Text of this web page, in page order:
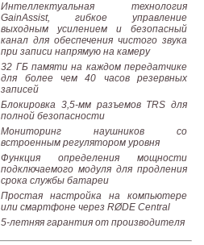
Интеллектуальная технология
GainAssist, гибкое управление
выходным усилением и безопасный
канал для обеспечения чистого звука
при записи напрямую на камеру
32 ГБ памяти на каждом передатчике
для более чем 40 часов резервных
записей
Блокировка 3,5-мм разъемов TRS для
полной безопасности
Мониторинг наушников со
встроенным регулятором уровня
Функция определения мощности
подключаемого модуля для продления
срока службы батареи
Простая настройка на компьютере
или смартфоне через RØDE Central
5-летняя гарантия от производителя